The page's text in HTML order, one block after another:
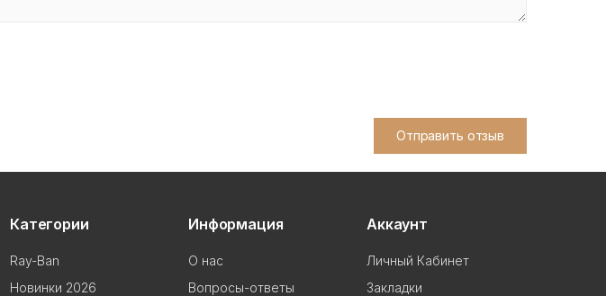
Отправить отзыв
Категории
Ray-Ban
Новинки 2026
Информация
О нас
Вопросы-ответы
Аккаунт
Личный Кабинет
Закладки